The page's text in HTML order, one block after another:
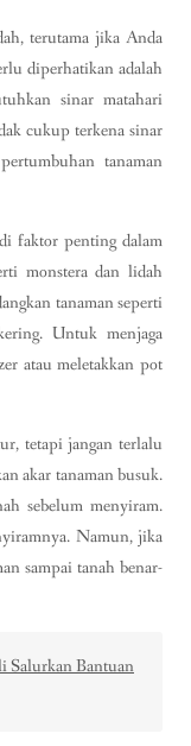
terutama jika Anda
diperhatikan adalah
sinar matahari
cukup terkena sinar
tanaman
faktor penting dalam
monstera dan lidah
tanaman seperti
Untuk menjaga
atau meletakkan pot
tetapi jangan terlalu
akar tanaman busuk.
sebelum menyiram.
Namun, jika
sampai tanah benar-
Salurkan Bantuan